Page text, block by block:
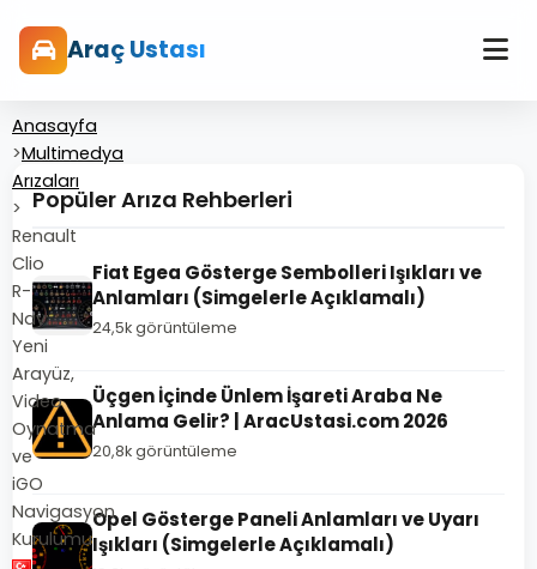
Araç Ustası
Anasayfa
>Multimedya
Arızaları
>
Renault
Clio
R-
Nav:
Yeni
Arayüz,
Video
Oynatma
ve
iGO
Navigasyon
Kurulumu
Popüler Arıza Rehberleri
Fiat Egea Gösterge Sembolleri Işıkları ve
Anlamları (Simgelerle Açıklamalı)
24,5k görüntüleme
Üçgen İçinde Ünlem İşareti Araba Ne
Anlama Gelir? | AracUstasi.com 2026
20,8k görüntüleme
Opel Gösterge Paneli Anlamları ve Uyarı
Işıkları (Simgelerle Açıklamalı)